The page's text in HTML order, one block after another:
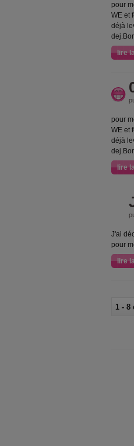
pour
WE et
déjà
lire
pour
WE et
déjà
lire
J'ai
pour
lire
1 - 8